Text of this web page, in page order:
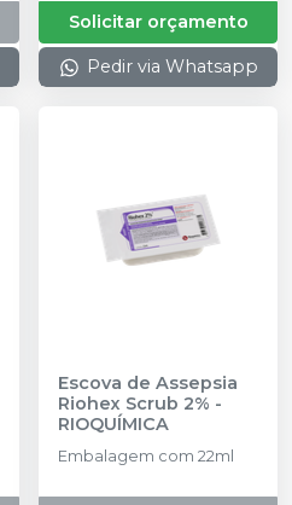
Solicitar orçamento
Pedir via Whatsapp
Escova de Assepsia
Riohex Scrub 2% -
RIOQUÍMICA
Embalagem com 22ml